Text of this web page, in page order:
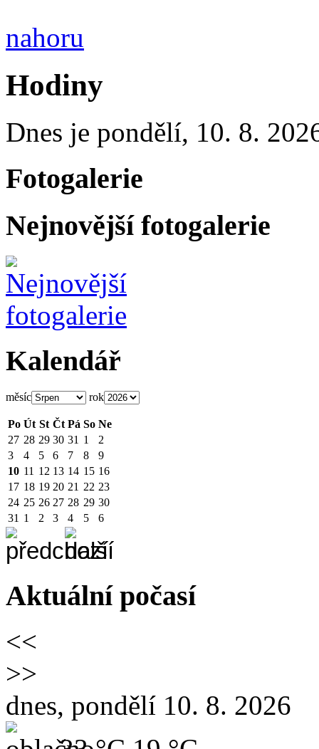
nahoru
Hodiny
Dnes je pondělí, 10. 8.
Fotogalerie
Nejnovější fotogalerie
Kalendář
měsíc rok
Po Út St Čt Pá So Ne
27 28 29 30 31 1
2
3
4 5 6 7 8
9
10 11 12 13 14 15 16
17 18 19 20 21 22 23
24 25 26 27 28 29 30
31 1 2 3 4 5 6
Aktuální počasí
<<
>>
dnes, pondělí 10. 8. 2026